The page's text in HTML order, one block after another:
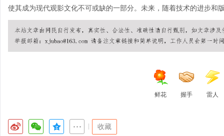
使其成为现代观影文化不可或缺的一部分。未来，随着技术的进步和
鲜花 握手 雷人
收藏